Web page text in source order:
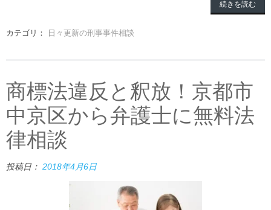
続きを読む
カテゴリ： 日々更新の刑事事件相談
商標法違反と釈放！京都市
中京区から弁護士に無料法
律相談
投稿日： 2018年4月6日